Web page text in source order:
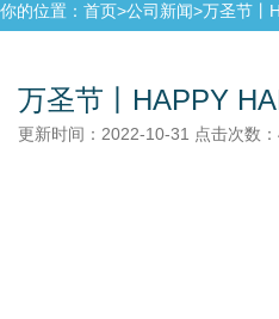
你的位置：首页>公司新闻>万圣节丨
万圣节丨HAPPY
更新时间：2022-10-31 点击次数